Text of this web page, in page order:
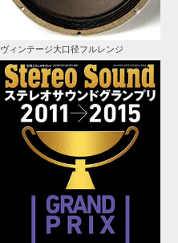
ヴィンテージ大口径フルレンジ